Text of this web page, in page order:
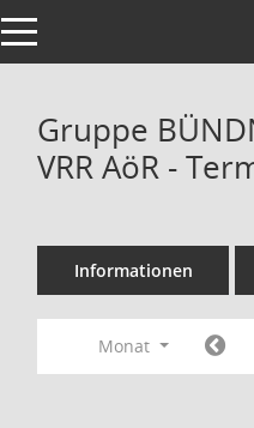
Toggle navigation
Gruppe
VRR AöR -
Informationen
Monat